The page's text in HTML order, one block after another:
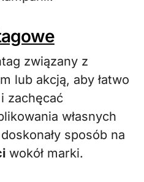
związany z
lub akcją, aby łatwo
zachęcać
własnych
sposób na
wokół marki.